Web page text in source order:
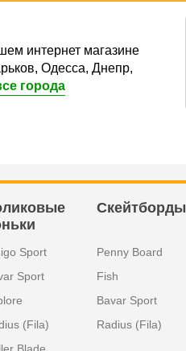
интернет магазине
Одесса, Днепр,
города
Sport
Sport
(Fila)
Скейтборды
Penny Board
Fish
Bavar Sport
Radius (Fila)